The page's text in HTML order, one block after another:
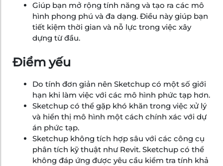
Giúp bạn mở rộng tính năng và tạo ra các mô
hình phong phú và đa dạng. Điều này giúp bạn
tiết kiệm thời gian và nỗ lực trong việc xây
dựng từ đầu.
Điểm yếu
Do tính đơn giản nên Sketchup có một số giới
hạn khi làm việc với các mô hình phức tạp hơn.
Sketchup có thể gặp khó khăn trong việc xử lý
và hiển thị mô hình một cách chính xác với dự
án phức tạp.
Sketchup không tích hợp sâu với các công cụ
phân tích kỹ thuật như Revit. Sketchup có thể
không đáp ứng được yêu cầu kiểm tra tính khả